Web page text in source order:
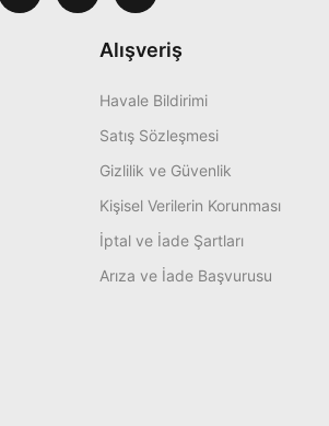
Alışveriş
Havale Bildirimi
Satış Sözleşmesi
Gizlilik ve Güvenlik
Kişisel Verilerin Korunması
İptal ve İade Şartları
Arıza ve İade Başvurusu